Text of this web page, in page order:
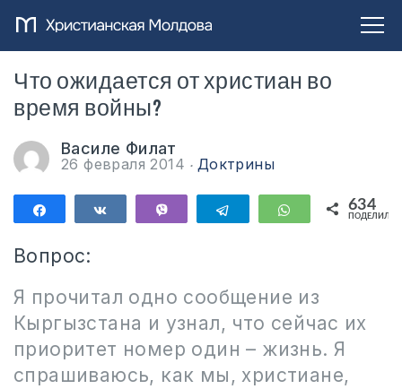
Что ожидается от христиан во
время войны?
Василе Филат
26 февраля 2014 Доктрины
ПоделитьсяПоделиться Telegram WhatsApp
634
Вопрос:
Я прочитал одно сообщение из
Кыргызстана и узнал, что сейчас их
приоритет номер один – жизнь. Я
спрашиваюсь, как мы, христиане,